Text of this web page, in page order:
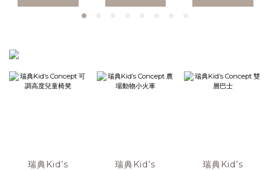
瑞典Kid’s
瑞典Kid’s
瑞典Kid’s